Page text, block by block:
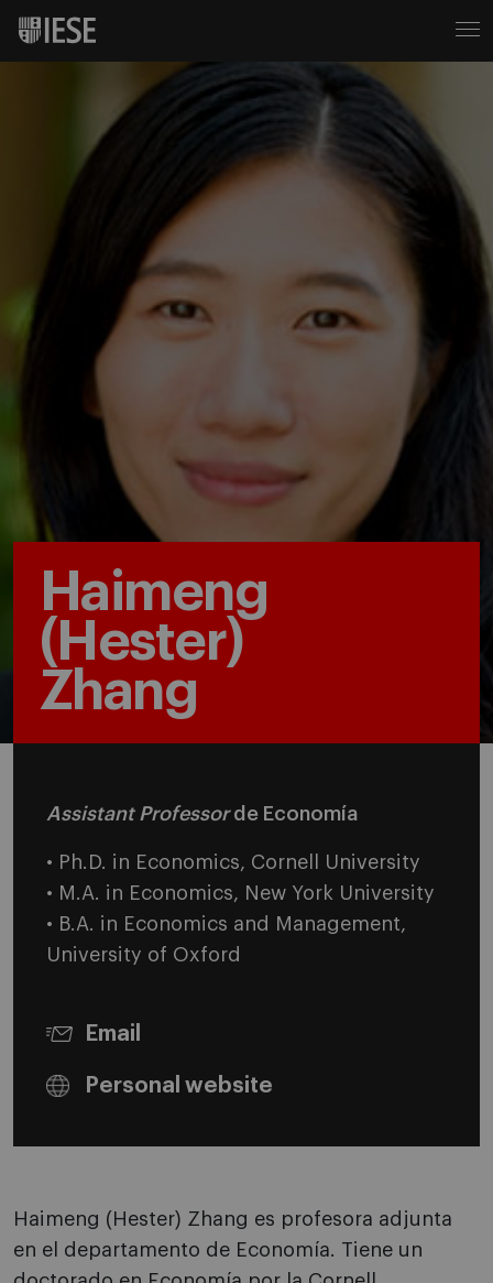
Haimeng
(Hester)
Zhang
Assistant Professorde Economía
• Ph.D. in Economics, Cornell University
• M.A. in Economics, New York University
• B.A. in Economics and Management,
University of Oxford
Email
Personal website
Haimeng (Hester) Zhang es profesora adjunta
en el departamento de Economía. Tiene un